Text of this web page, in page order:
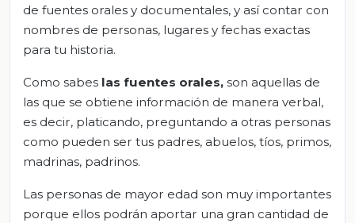
de fuentes orales y documentales, y así contar con
nombres de personas, lugares y fechas exactas
para tu historia.
Como sabes las fuentes orales, son aquellas de
las que se obtiene información de manera verbal,
es decir, platicando, preguntando a otras personas
como pueden ser tus padres, abuelos, tíos, primos,
madrinas, padrinos.
Las personas de mayor edad son muy importantes
porque ellos podrán aportar una gran cantidad de